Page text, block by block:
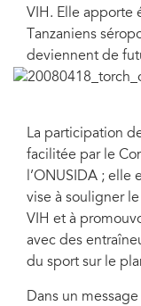
VIH. Elle apporte
Tanzaniens
deviennent de
La participation
facilitée par le
l’ONUSIDA ;
vise à souligner
VIH et à
avec des
du sport sur le
Dans un